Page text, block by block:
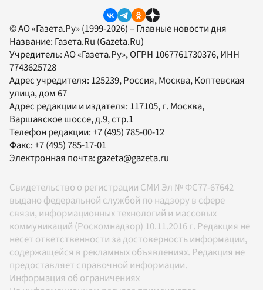
© АО «Газета.Ру» (1999-2026) – Главные новости дня
Название: Газета.Ru (Gazeta.Ru)
Учредитель:АО «Газета.Ру», ОГРН 1067761730376, ИНН
7743625728
Адрес учредителя: 125239, Россия, Москва, Коптевская
улица, дом 67
Адрес редакции и издателя: 117105, г. Москва,
Варшавское шоссе, д.9, стр.1
Телефон редакции:+7 (495) 785-00-12
Факс:+7 (495) 785-17-01
Электронная почта: gazeta@gazeta.ru
Свидетельство о регистрации СМИ Эл № ФС77-67642
выдано федеральной службой по надзору в сфере
связи, информационных технологий и массовых
коммуникаций (Роскомнадзор) 10.11.2016 г. Редакция не
несет ответственности за достоверность информации,
содержащейся в рекламных объявлениях. Редакция не
предоставляет справочной информации.
Информация об ограничениях